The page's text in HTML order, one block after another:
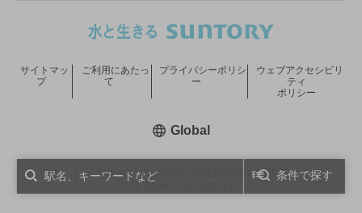
条件で探す
COPYRIGHT © SUNTORY HOLDINGS LIMITED.
サイトマッ
プ
ご利用にあたっ
て
プライバシーポリシ
ー
ウェブアクセシビリ
ティ
ポリシー
Global新しいウィンドウで開く